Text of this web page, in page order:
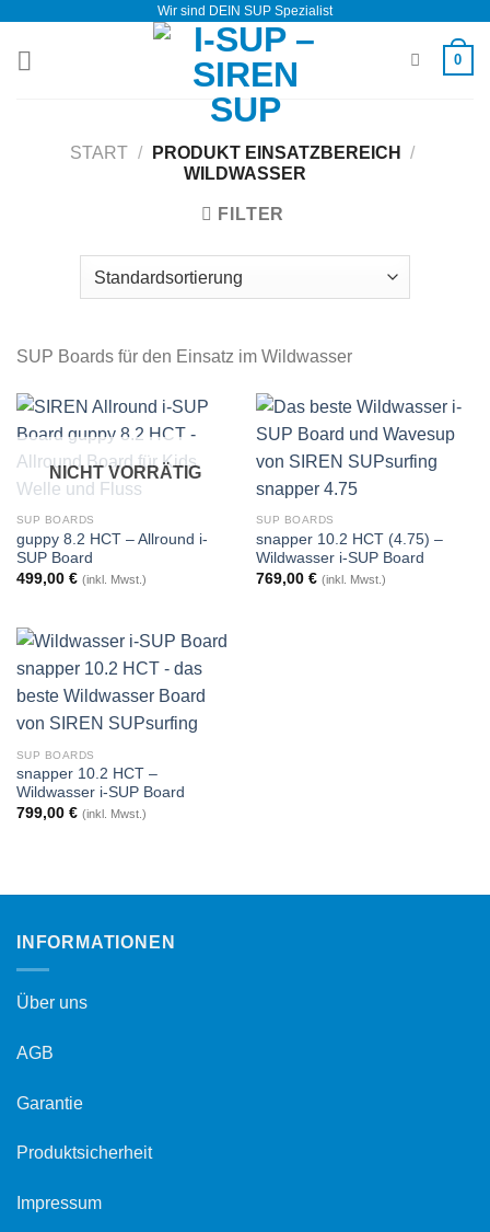
springen
Wir sind DEIN SUP Spezialist
0
START / PRODUKT EINSATZBEREICH
/
WILDWASSER
FILTER
SUP Boards für den Einsatz im Wildwasser
NICHT VORRÄTIG
SUP BOARDS
guppy 8.2 HCT – Allround i-
SUP Board
499,00 € (inkl. Mwst.)
SUP BOARDS
snapper 10.2 HCT (4.75) –
Wildwasser i-SUP Board
769,00 € (inkl. Mwst.)
SUP BOARDS
snapper 10.2 HCT –
Wildwasser i-SUP Board
799,00 € (inkl. Mwst.)
INFORMATIONEN
Über uns
AGB
Garantie
Produktsicherheit
Impressum